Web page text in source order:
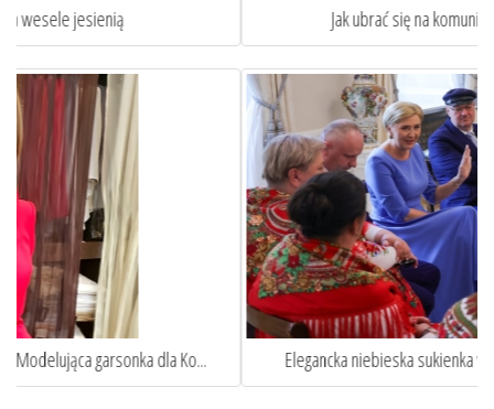
Jak ubrać się na komunie wnuka lub wnuczki?
Elegancka niebieska sukienka wizytowa w stylu Pierwszej...